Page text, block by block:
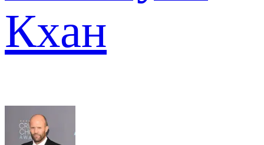
Кхан